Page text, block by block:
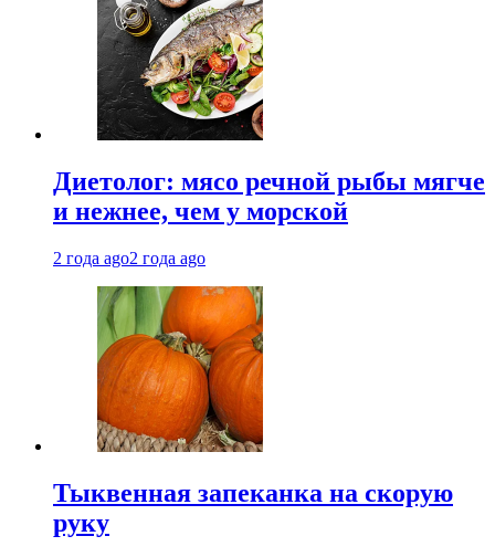
Диетолог: мясо речной рыбы мягче
и нежнее, чем у морской
2 года ago2 года ago
Тыквенная запеканка на скорую
руку